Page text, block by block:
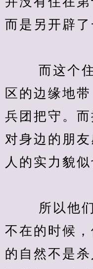
而是另开辟了
而这个住
区的边缘地
兵团把守。
对身边的朋
人的实力貌
所以他们
不在的时候
的自然不是